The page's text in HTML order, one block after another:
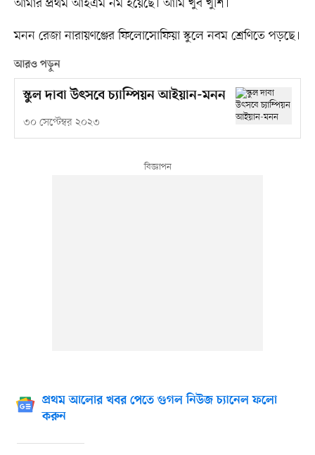
মনন রেজা নারায়ণঞ্জের ফিলোসোফিয়া স্কুলে নবম শ্রেণিতে পড়ছে।
আরও পড়ুন
স্কুল দাবা উৎসবে চ্যাম্পিয়ন আইয়ান-মনন
৩০ সেপ্টেম্বর ২০২৩
প্রথম আলোর খবর পেতে গুগল নিউজ চ্যানেল ফলো
করুন